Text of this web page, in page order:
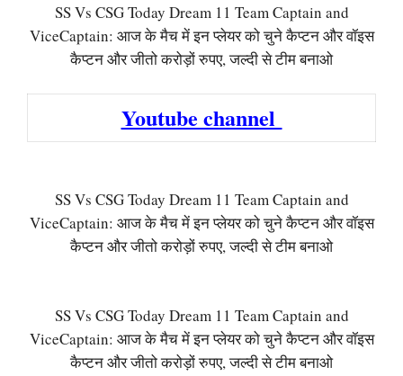
SS Vs CSG Today Dream 11 Team Captain and
ViceCaptain: आज के मैच में इन प्लेयर को चुने कैप्टन और वॉइस
कैप्टन और जीतो करोड़ों रुपए, जल्दी से टीम बनाओ
Youtube channel
SS Vs CSG Today Dream 11 Team Captain and
ViceCaptain: आज के मैच में इन प्लेयर को चुने कैप्टन और वॉइस
कैप्टन और जीतो करोड़ों रुपए, जल्दी से टीम बनाओ
SS Vs CSG Today Dream 11 Team Captain and
ViceCaptain: आज के मैच में इन प्लेयर को चुने कैप्टन और वॉइस
कैप्टन और जीतो करोड़ों रुपए, जल्दी से टीम बनाओ